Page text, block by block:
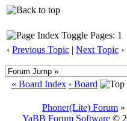
Pages: 1
‹ Previous Topic | Next Topic ›
« Board Index ‹ Board
Phoner(Lite) Forum
YaBB Forum Software ©